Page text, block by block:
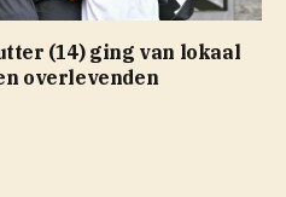
(14) ging van lokaal
overlevenden